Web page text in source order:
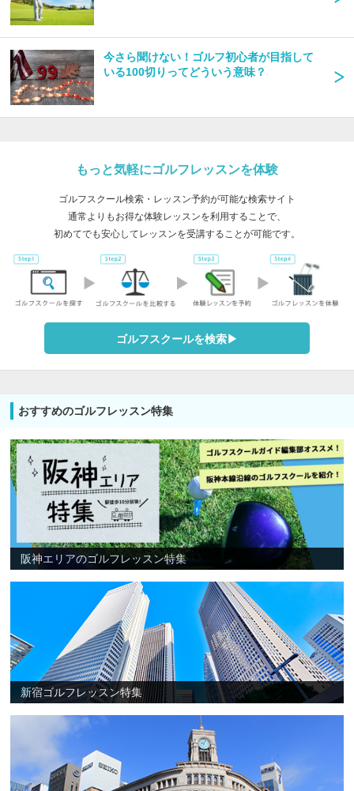
今さら聞けない！ゴルフ初心者が目指して
いる100切りってどういう意味？
もっと気軽にゴルフレッスンを体験
ゴルフスクール検索・レッスン予約が可能な検索サイト
通常よりもお得な体験レッスンを利用することで、
初めてでも安心してレッスンを受講することが可能です。
ゴルフスクールを検索▶︎
おすすめのゴルフレッスン特集
阪神エリアのゴルフレッスン特集
新宿ゴルフレッスン特集